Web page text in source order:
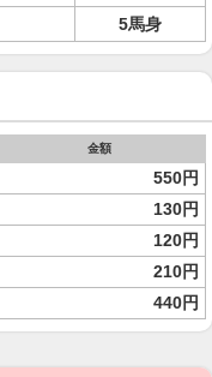
5馬身
金額
550円
130円
120円
210円
440円